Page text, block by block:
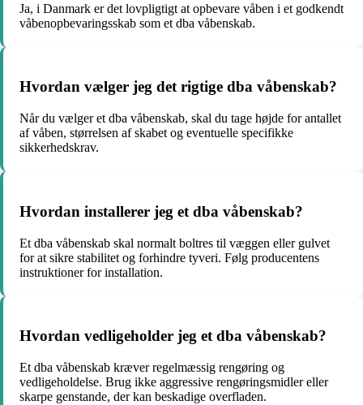
Ja, i Danmark er det lovpligtigt at opbevare våben i et godkendt
våbenopbevaringsskab som et dba våbenskab.
Hvordan vælger jeg det rigtige dba våbenskab?
Når du vælger et dba våbenskab, skal du tage højde for antallet
af våben, størrelsen af skabet og eventuelle specifikke
sikkerhedskrav.
Hvordan installerer jeg et dba våbenskab?
Et dba våbenskab skal normalt boltres til væggen eller gulvet
for at sikre stabilitet og forhindre tyveri. Følg producentens
instruktioner for installation.
Hvordan vedligeholder jeg et dba våbenskab?
Et dba våbenskab kræver regelmæssig rengøring og
vedligeholdelse. Brug ikke aggressive rengøringsmidler eller
skarpe genstande, der kan beskadige overfladen.